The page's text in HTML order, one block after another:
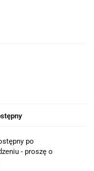
po
- proszę o